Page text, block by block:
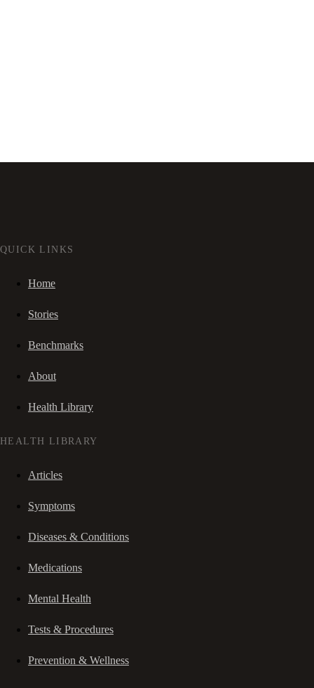
QUICK LINKS
Home
Stories
Benchmarks
About
Health Library
HEALTH LIBRARY
Articles
Symptoms
Diseases & Conditions
Medications
Mental Health
Tests & Procedures
Prevention & Wellness